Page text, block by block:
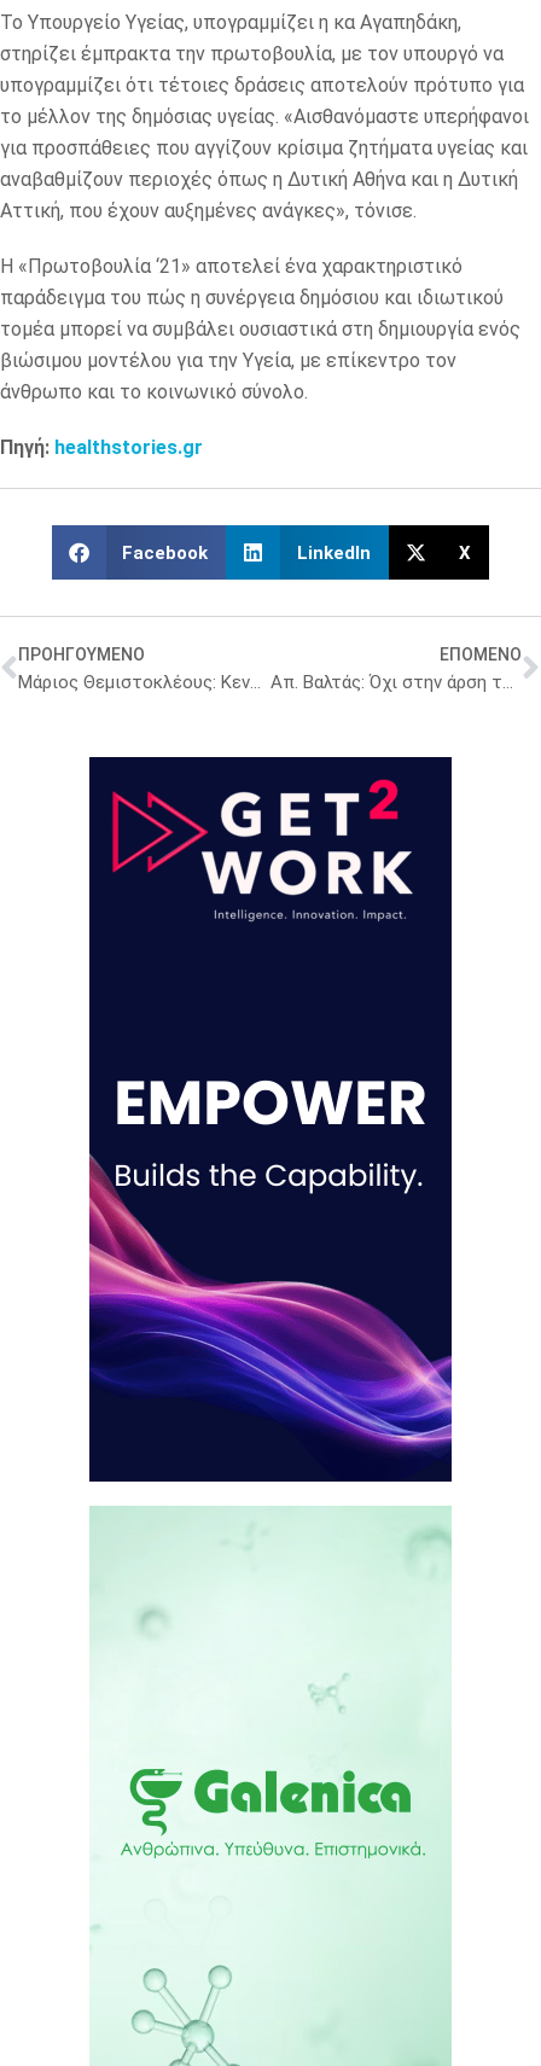
Το Υπουργείο Υγείας, υπογραμμίζει η κα Αγαπηδάκη,
στηρίζει έμπρακτα την πρωτοβουλία, με τον υπουργό να
υπογραμμίζει ότι τέτοιες δράσεις αποτελούν πρότυπο για
το μέλλον της δημόσιας υγείας. «Αισθανόμαστε υπερήφανοι
για προσπάθειες που αγγίζουν κρίσιμα ζητήματα υγείας και
αναβαθμίζουν περιοχές όπως η Δυτική Αθήνα και η Δυτική
Αττική, που έχουν αυξημένες ανάγκες», τόνισε.
Η «Πρωτοβουλία ‘21» αποτελεί ένα χαρακτηριστικό
παράδειγμα του πώς η συνέργεια δημόσιου και ιδιωτικού
τομέα μπορεί να συμβάλει ουσιαστικά στη δημιουργία ενός
βιώσιμου μοντέλου για την Υγεία, με επίκεντρο τον
άνθρωπο και το κοινωνικό σύνολο.
Πηγή: healthstories.gr
Facebook LinkedIn X
ΠΡΟΗΓΟΥΜΕΝΟ
Μάριος Θεμιστοκλέους: Κεντρική επιλογή της κυβέρνησης η συνεργασία με τους συλλόγους ασθενών
ΕΠΟΜΕΝΟ
Απ. Βαλτάς: Όχι στην άρση της απαγόρευσης εξαγωγών για τα εμβόλια